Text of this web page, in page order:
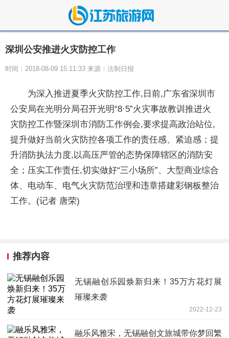
深圳公安推进火灾防控工作
时间：2018-08-09 15:11:33 来源：法制日报
为深入推进夏季火灾防控工作,日前,广东省深圳市
公安局在光明分局召开光明“8·5”火灾事故教训推进火
灾防控工作暨深圳市消防工作例会,要求提高政治站位,
提升做好当前火灾防控各项工作的责任感、紧迫感；提
升消防执法力度,以高压严管的态势保障辖区的消防安
全；压实工作责任,切实做好“三小场所”、大型商业综合
体、电动车、电气火灾防范治理和违章搭建彩钢板整治
工作。(记者 唐荣)
推荐内容
无锡融创乐园焕新归来！35万方花灯展
璀璨来袭
2022-12-23
融乐风雅宋，无锡融创文旅城带你梦回繁